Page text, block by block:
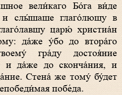
и слы́шаше глаго́лющу в
царю́ христиа́н
да́же у́бо до втора́го
гра́ду достоя́ние
и да́же до сконча́ния, и
Стена́ же тому́ бу́дет
побе́да.